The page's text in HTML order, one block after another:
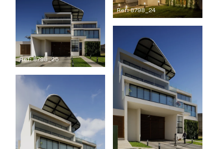
Ref: 8798_24
Ref: 8798_25